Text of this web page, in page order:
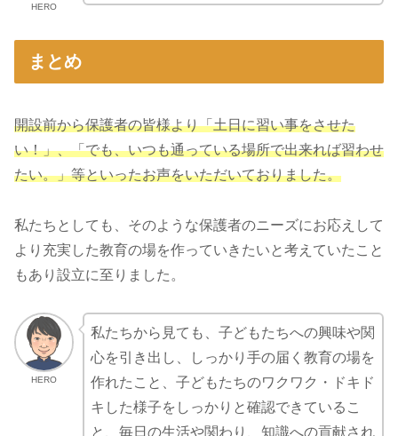
HERO
まとめ
開設前から保護者の皆様より「土日に習い事をさせた
い！」、「でも、いつも通っている場所で出来れば習わせ
たい。」等といったお声をいただいておりました。
私たちとしても、そのような保護者のニーズにお応えして
より充実した教育の場を作っていきたいと考えていたこと
もあり設立に至りました。
HERO
私たちから見ても、子どもたちへの興味や関
心を引き出し、しっかり手の届く教育の場を
作れたこと、子どもたちのワクワク・ドキド
キした様子をしっかりと確認できているこ
と、毎日の生活や関わり、知識への貢献され